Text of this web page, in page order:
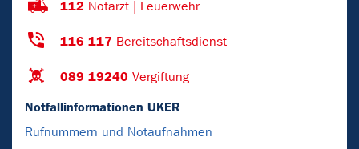
112 Notarzt | Feuerwehr
116 117 Bereitschaftsdienst
089 19240 Vergiftung
Notfallinformationen UKER
Rufnummern und Notaufnahmen